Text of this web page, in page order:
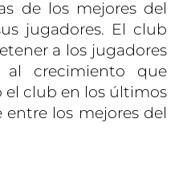
de los mejores del
jugadores. El club
a los jugadores
al crecimiento que
club en los últimos
entre los mejores del